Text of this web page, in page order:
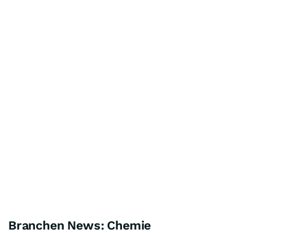
Branchen News: Chemie